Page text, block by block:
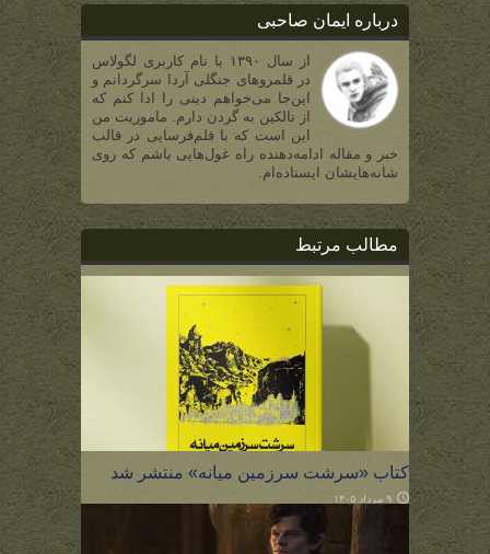
درباره ایمان صاحبی
از سال ۱۳۹۰ با نام کاربری لگولاس
در قلمروهای جنگلی آردا سرگردانم و
این‌جا می‌خواهم دینی را ادا کنم که
از تالکین به گردن دارم. ماموریت من
این است که با قلم‌فرسایی در قالب
خبر و مقاله ادامه‌دهنده راه غول‌هایی باشم که روی
شانه‌هایشان ایستاده‌ام.
مطالب مرتبط
کتاب «سرشت سرزمین میانه» منتشر شد
۹ مرداد ۱۴۰۵